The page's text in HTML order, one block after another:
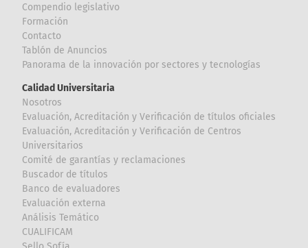
Compendio legislativo
Formación
Contacto
Tablón de Anuncios
Panorama de la innovación por sectores y tecnologías
Calidad Universitaria
Nosotros
Evaluación, Acreditación y Verificación de títulos oficiales
Evaluación, Acreditación y Verificación de Centros
Universitarios
Comité de garantías y reclamaciones
Buscador de títulos
Banco de evaluadores
Evaluación externa
Análisis Temático
CUALIFICAM